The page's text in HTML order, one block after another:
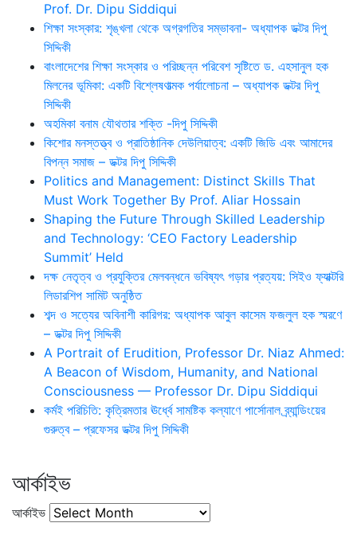
Prof. Dr. Dipu Siddiqui
শিক্ষা সংস্কার: শৃঙ্খলা থেকে অগ্রগতির সম্ভাবনা- অধ্যাপক ডক্টর দিপু
সিদ্দিকী
বাংলাদেশের শিক্ষা সংস্কার ও পরিচ্ছন্ন পরিবেশ সৃষ্টিতে ড. এহসানুল হক
মিলনের ভূমিকা: একটি বিশ্লেষণাত্মক পর্যালোচনা – অধ্যাপক ডক্টর দিপু
সিদ্দিকী
অহমিকা বনাম যৌথতার শক্তি -দিপু সিদ্দিকী
কিশোর মনস্তত্ত্ব ও প্রাতিষ্ঠানিক দেউলিয়াত্ব: একটি জিডি এবং আমাদের
বিপন্ন সমাজ – ডক্টর দিপু সিদ্দিকী
Politics and Management: Distinct Skills That
Must Work Together By Prof. Aliar Hossain
Shaping the Future Through Skilled Leadership
and Technology: ‘CEO Factory Leadership
Summit’ Held
দক্ষ নেতৃত্ব ও প্রযুক্তির মেলবন্ধনে ভবিষ্যৎ গড়ার প্রত্যয়: সিইও ফ্যাক্টরি
লিডারশিপ সামিট অনুষ্ঠিত
শব্দ ও সত্যের অবিনাশী কারিগর: অধ্যাপক আবুল কাসেম ফজলুল হক স্মরণে
– ডক্টর দিপু সিদ্দিকী
A Portrait of Erudition, Professor Dr. Niaz Ahmed:
A Beacon of Wisdom, Humanity, and National
Consciousness — Professor Dr. Dipu Siddiqui
কর্মই পরিচিতি: কৃত্রিমতার ঊর্ধ্বে সামষ্টিক কল্যাণে পার্সোনাল ব্র্যান্ডিংয়ের
গুরুত্ব – প্রফেসর ডক্টর দিপু সিদ্দিকী
আর্কাইভ
আর্কাইভ